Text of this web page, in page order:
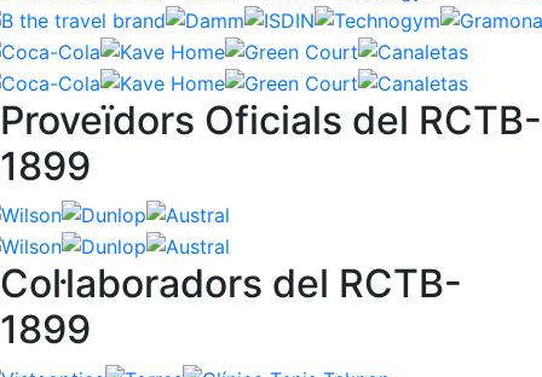
Proveïdors Oficials del RCTB-
1899
Col·laboradors del RCTB-
1899